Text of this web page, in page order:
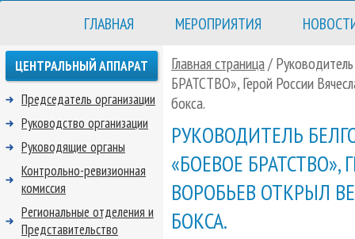
ГЛАВНАЯ МЕРОПРИЯТИЯ
Главная страница/
БРАТСТВО», Герой России
бокса.
РУКОВОДИТЕЛЬ
«БОЕВОЕ
ВОРОБЬЕВ ОТКРЫЛ
БОКСА.
ЦЕНТРАЛЬНЫЙ АППАРАТ
Председатель организации
Руководство организации
Руководящие органы
Контрольно-ревизионная
комиссия
Региональные отделения и
Представительство